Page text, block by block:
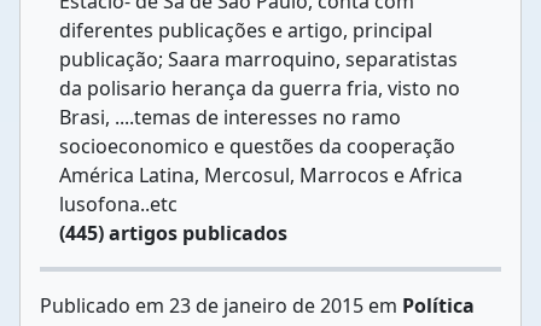
diferentes publicações e artigo, principal
publicação; Saara marroquino, separatistas
da polisario herança da guerra fria, visto no
Brasi, ....temas de interesses no ramo
socioeconomico e questões da cooperação
América Latina, Mercosul, Marrocos e Africa
lusofona..etc
(445) artigos publicados
Publicado em 23 de janeiro de 2015 em Política